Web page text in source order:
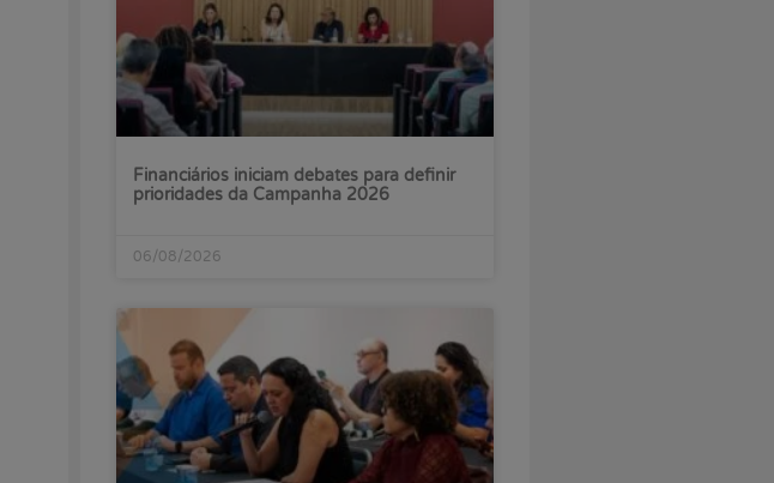
Financiários iniciam debates para definir
prioridades da Campanha 2026
06/08/2026